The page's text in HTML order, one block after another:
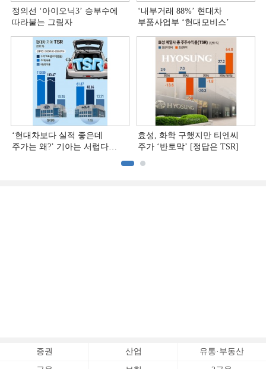
정의선 ‘아이오닉3ʼ 승부수에
따라붙는 그림자
‘내부거래 88%ʼ 현대차
부품사업부 ‘현대모비스ʼ
‘현대차보다 실적 좋은데
주가는 왜?ʼ 기아는 서럽다
효성, 화학 구했지만 티엔씨
주가 ‘반토막’ [정답은 TSR]
증권 산업 유통·부동산